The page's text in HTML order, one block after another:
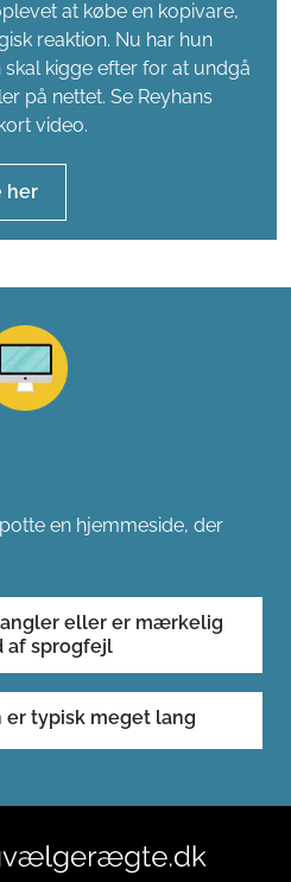
på nettet. Se Reyhans
video.
her
eller er mærkelig
sprogfejl
er typisk meget lang